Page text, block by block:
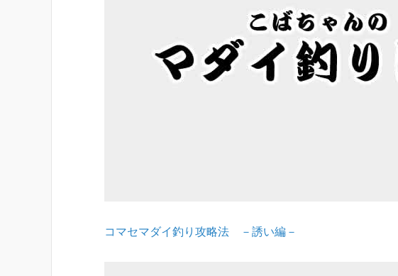
コマセマダイ釣り攻略法 －誘い編－